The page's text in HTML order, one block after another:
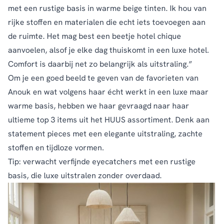
met een rustige basis in warme beige tinten. Ik hou van
rijke stoffen en materialen die echt iets toevoegen aan
de ruimte. Het mag best een beetje hotel chique
aanvoelen, alsof je elke dag thuiskomt in een luxe hotel.
Comfort is daarbij net zo belangrijk als uitstraling.”
Om je een goed beeld te geven van de favorieten van
Anouk en wat volgens haar écht werkt in een luxe maar
warme basis, hebben we haar gevraagd naar haar
ultieme top 3 items uit het HUUS assortiment. Denk aan
statement pieces met een elegante uitstraling, zachte
stoffen en tijdloze vormen.
Tip: verwacht verfijnde eyecatchers met een rustige
basis, die luxe uitstralen zonder overdaad.